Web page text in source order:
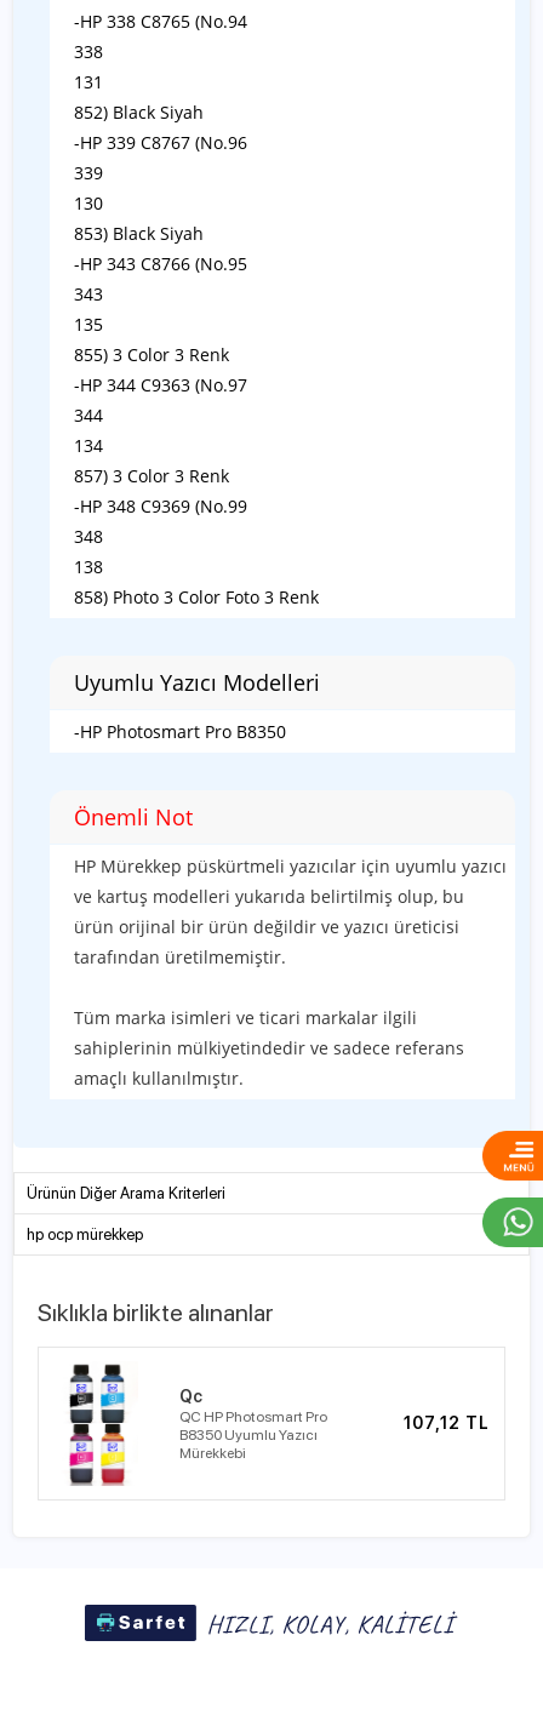
-HP 338 C8765 (No.94
338
131
852) Black Siyah
-HP 339 C8767 (No.96
339
130
853) Black Siyah
-HP 343 C8766 (No.95
343
135
855) 3 Color 3 Renk
-HP 344 C9363 (No.97
344
134
857) 3 Color 3 Renk
-HP 348 C9369 (No.99
348
138
858) Photo 3 Color Foto 3 Renk
Uyumlu Yazıcı Modelleri
-HP Photosmart Pro B8350
Önemli Not
HP Mürekkep püskürtmeli yazıcılar için uyumlu yazıcı
ve kartuş modelleri yukarıda belirtilmiş olup, bu
ürün orijinal bir ürün değildir ve yazıcı üreticisi
tarafından üretilmemiştir.
Tüm marka isimleri ve ticari markalar ilgili
sahiplerinin mülkiyetindedir ve sadece referans
amaçlı kullanılmıştır.
Ürünün Diğer Arama Kriterleri
hp ocp mürekkep
Sıklıkla birlikte alınanlar
Qc
QC HP Photosmart Pro
B8350 Uyumlu Yazıcı
Mürekkebi
107,12 TL